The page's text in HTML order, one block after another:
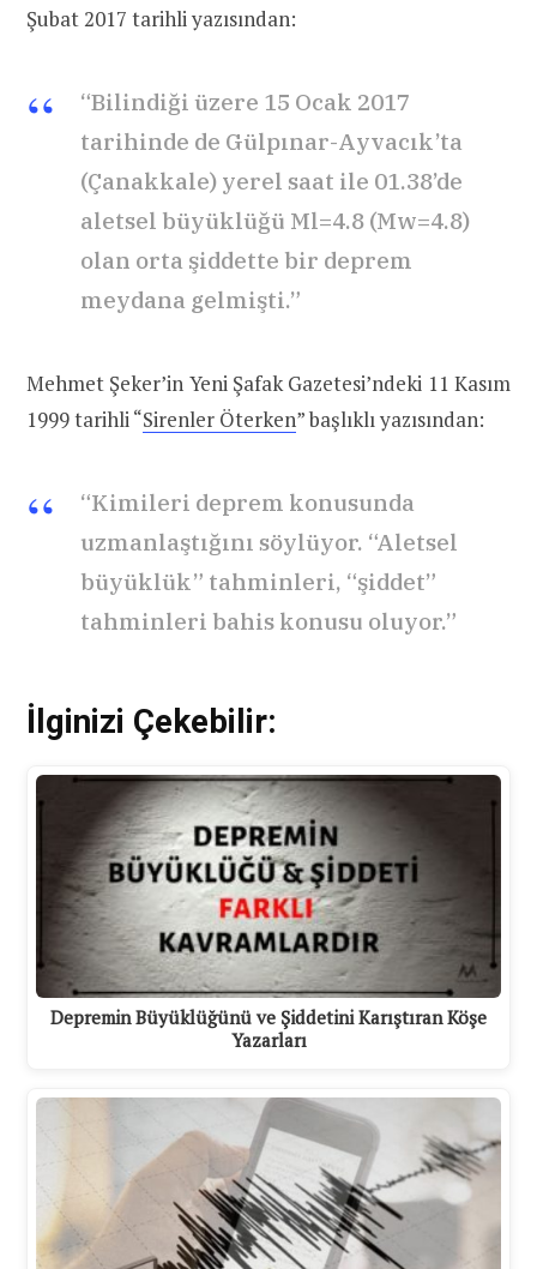
Şubat 2017 tarihli yazısından:
“Bilindiği üzere 15 Ocak 2017
tarihinde de Gülpınar-Ayvacık’ta
(Çanakkale) yerel saat ile 01.38’de
aletsel büyüklüğü Ml=4.8 (Mw=4.8)
olan orta şiddette bir deprem
meydana gelmişti.”
Mehmet Şeker’in Yeni Şafak Gazetesi’ndeki 11 Kasım
1999 tarihli “Sirenler Öterken” başlıklı yazısından:
“Kimileri deprem konusunda
uzmanlaştığını söylüyor. “Aletsel
büyüklük” tahminleri, “şiddet”
tahminleri bahis konusu oluyor.”
İlginizi Çekebilir:
Depremin Büyüklüğünü ve Şiddetini Karıştıran Köşe
Yazarları